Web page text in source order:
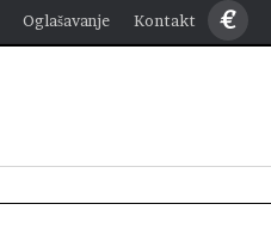
Oglašavanje Kontakt €